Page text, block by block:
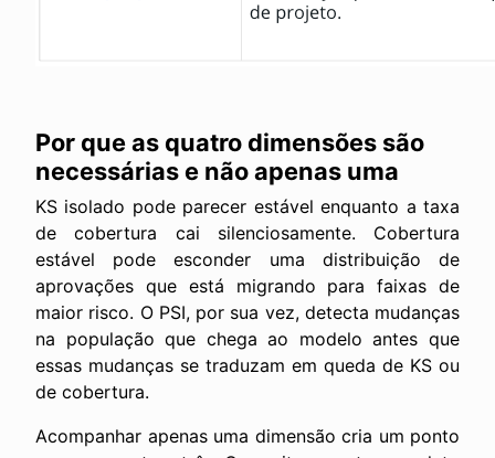
Por que as quatro dimensões são
necessárias e não apenas uma
KS isolado pode parecer estável enquanto a taxa
de cobertura cai silenciosamente. Cobertura
estável pode esconder uma distribuição de
aprovações que está migrando para faixas de
maior risco. O PSI, por sua vez, detecta mudanças
na população que chega ao modelo antes que
essas mudanças se traduzam em queda de KS ou
de cobertura.
Acompanhar apenas uma dimensão cria um ponto